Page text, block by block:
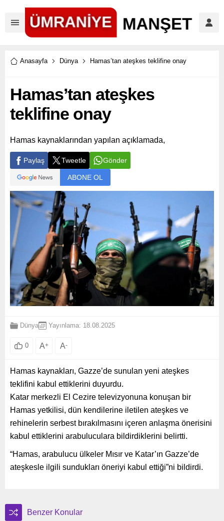
Anasayfa Dünya Hamas’tan ateşkes teklifine onay
Hamas’tan ateşkes
teklifine onay
Hamas kaynaklarından yapılan açıklamada,
Paylaş Tweetle Gönder
ABONE OL
Dünya Yayınlama: 18.08.2025
0 A+ A-
Hamas kaynakları, Gazze’de sunulan yeni ateşkes
teklifini kabul ettiklerini duyurdu.
Katar merkezli El Cezire televizyonuna konuşan bir
Hamas yetkilisi, dün kendilerine iletilen ateşkes ve
rehinelerin serbest bırakılmasını içeren anlaşma önerisini
kabul ettiklerini arabuluculara bildirdiklerini belirtti.
“Hamas, arabulucu ülkeler Mısır ve Katar’ın Gazze’de
ateşkesle ilgili sundukları öneriyi kabul ettiği”ni bildirdi.
Benzer Konular